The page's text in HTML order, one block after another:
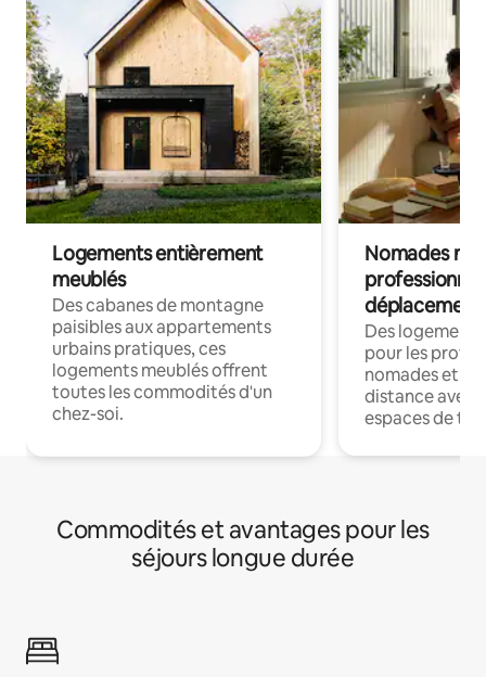
Logements entièrement
meublés
Des cabanes de montagne
paisibles aux appartements
urbains pratiques, ces
logements meublés offrent
toutes les commodités d'un
chez-soi.
Nomades
déplacement
Des
pour les
nomades et
distance avec
espaces de
Commodités et avantages pour les
séjours longue durée